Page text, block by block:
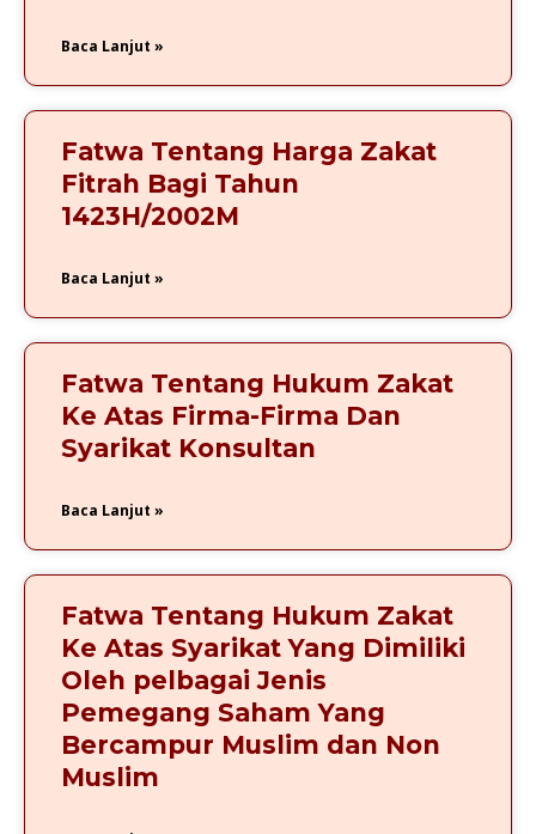
Baca Lanjut »
Fatwa Tentang Harga Zakat
Fitrah Bagi Tahun
1423H/2002M
Baca Lanjut »
Fatwa Tentang Hukum Zakat
Ke Atas Firma-Firma Dan
Syarikat Konsultan
Baca Lanjut »
Fatwa Tentang Hukum Zakat
Ke Atas Syarikat Yang Dimiliki
Oleh pelbagai Jenis
Pemegang Saham Yang
Bercampur Muslim dan Non
Muslim